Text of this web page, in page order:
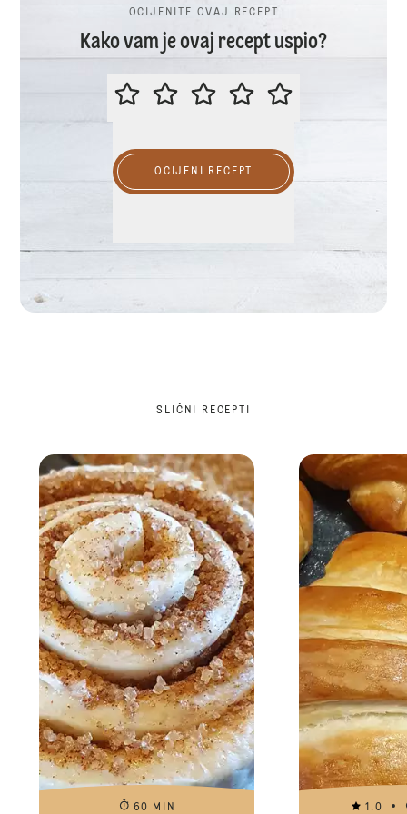
OCIJENITE OVAJ RECEPT
Kako vam je ovaj recept uspio?
OCIJENITE OVAJ RECEPT
OCIJENI RECEPT
SLIČNI RECEPTI
60 MIN
1.0